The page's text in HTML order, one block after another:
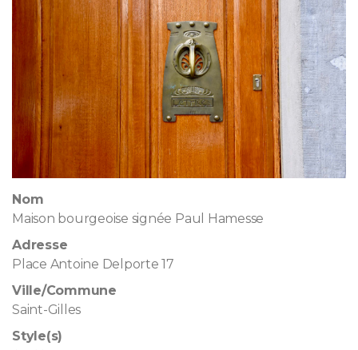
Nom
Maison bourgeoise signée Paul Hamesse
Adresse
Place Antoine Delporte 17
Ville/Commune
Saint-Gilles
Style(s)